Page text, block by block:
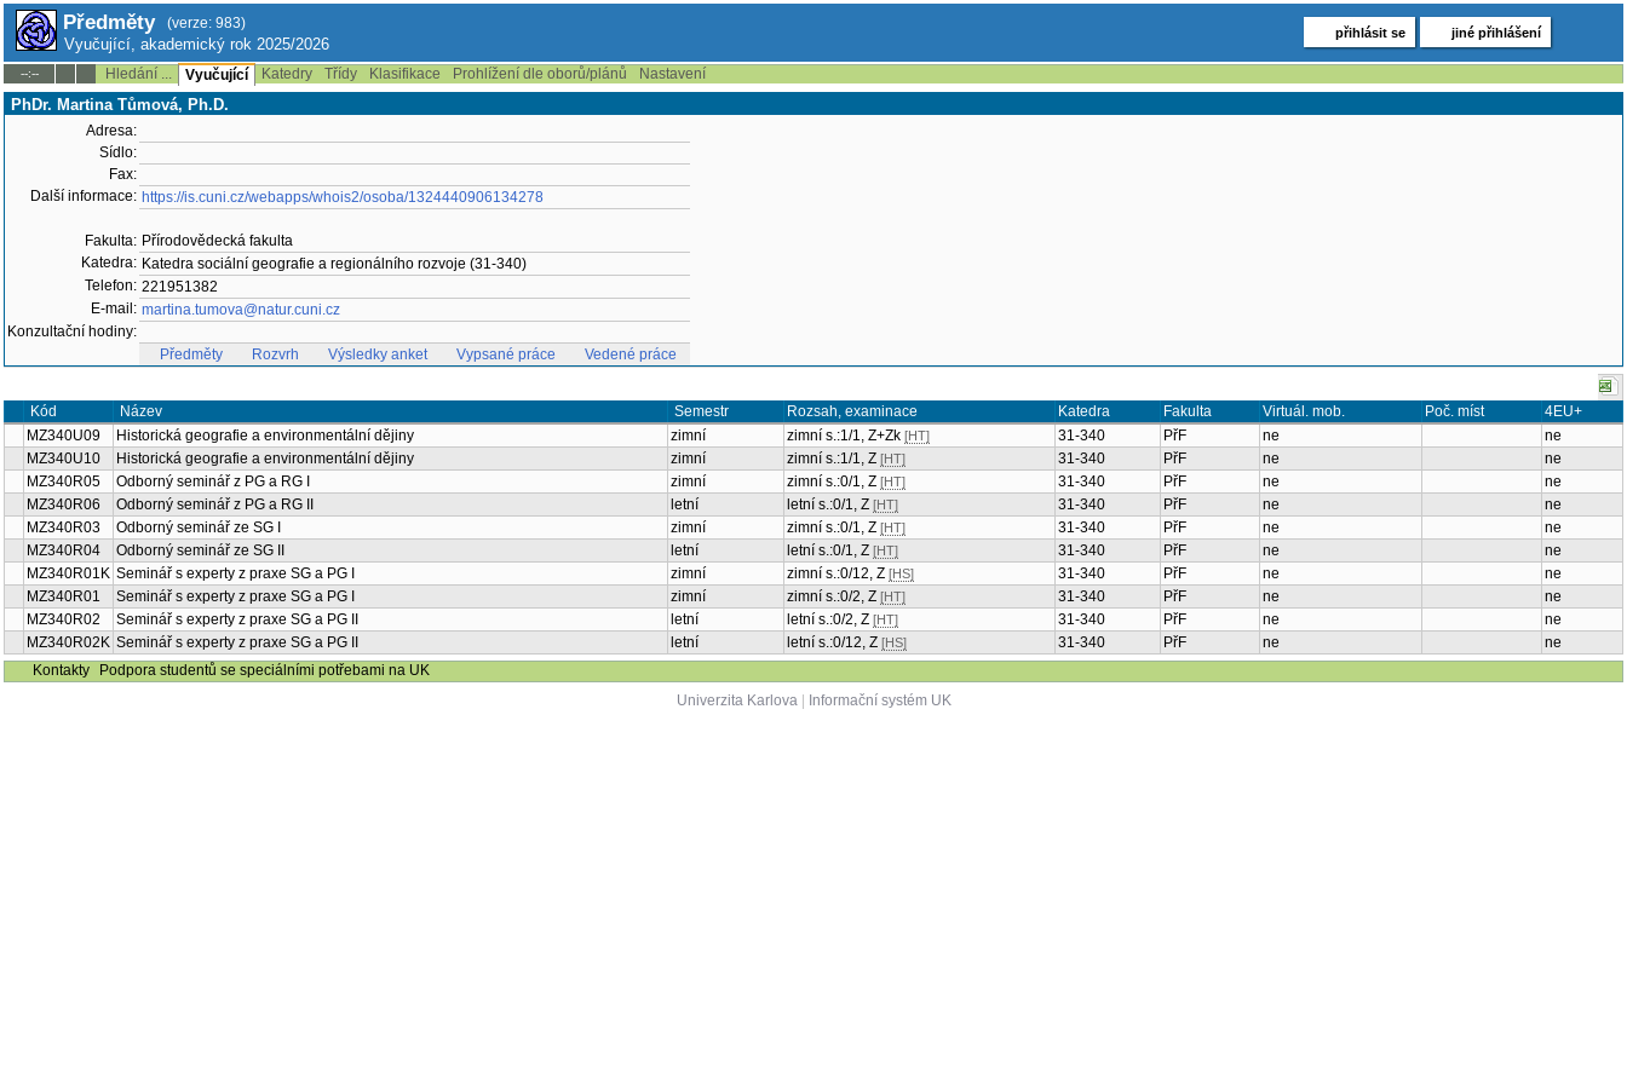
Předměty (verze: 983)
Vyučující, akademický rok 2025/2026
přihlásit se jiné přihlášení
--:-- Hledání ... Vyučující Katedry Třídy Klasifikace Prohlížení dle oborů/plánů Nastavení
PhDr. Martina Tůmová, Ph.D.
Adresa:
Sídlo:
Fax:
Další informace: https://is.cuni.cz/webapps/whois2/osoba/1324440906134278
Fakulta: Přírodovědecká fakulta
Katedra: Katedra sociální geografie a regionálního rozvoje (31-340)
Telefon: 221951382
E-mail: martina.tumova@natur.cuni.cz
Konzultační hodiny:
Předměty
Rozvrh Výsledky anket Vypsané práce Vedené práce
Kód Název Semestr Rozsah, examinace Katedra Fakulta Virtuál. mob. Poč. míst
4EU+
MZ340U09
Historická geografie a environmentální dějiny zimní zimní s.:1/1, Z+Zk [HT] 31-340 PřF ne
ne
MZ340U10
Historická geografie a environmentální dějiny zimní zimní s.:1/1, Z [HT] 31-340 PřF ne
ne
MZ340R05
Odborný seminář z PG a RG I zimní zimní s.:0/1, Z [HT] 31-340 PřF ne
ne
MZ340R06
Odborný seminář z PG a RG II letní letní s.:0/1, Z [HT] 31-340 PřF ne
ne
MZ340R03
Odborný seminář ze SG I zimní zimní s.:0/1, Z [HT] 31-340 PřF ne
ne
MZ340R04
Odborný seminář ze SG II letní letní s.:0/1, Z [HT] 31-340 PřF ne
ne
MZ340R01K Seminář s experty z praxe SG a PG I zimní zimní s.:0/12, Z [HS] 31-340 PřF ne
ne
MZ340R01
Seminář s experty z praxe SG a PG I zimní zimní s.:0/2, Z [HT] 31-340 PřF ne
ne
MZ340R02
Seminář s experty z praxe SG a PG II letní letní s.:0/2, Z [HT] 31-340 PřF ne
ne
MZ340R02K Seminář s experty z praxe SG a PG II letní letní s.:0/12, Z [HS] 31-340 PřF ne
ne
Kontakty
Podpora studentů se speciálními potřebami na UK
Univerzita Karlova| Informační systém UK